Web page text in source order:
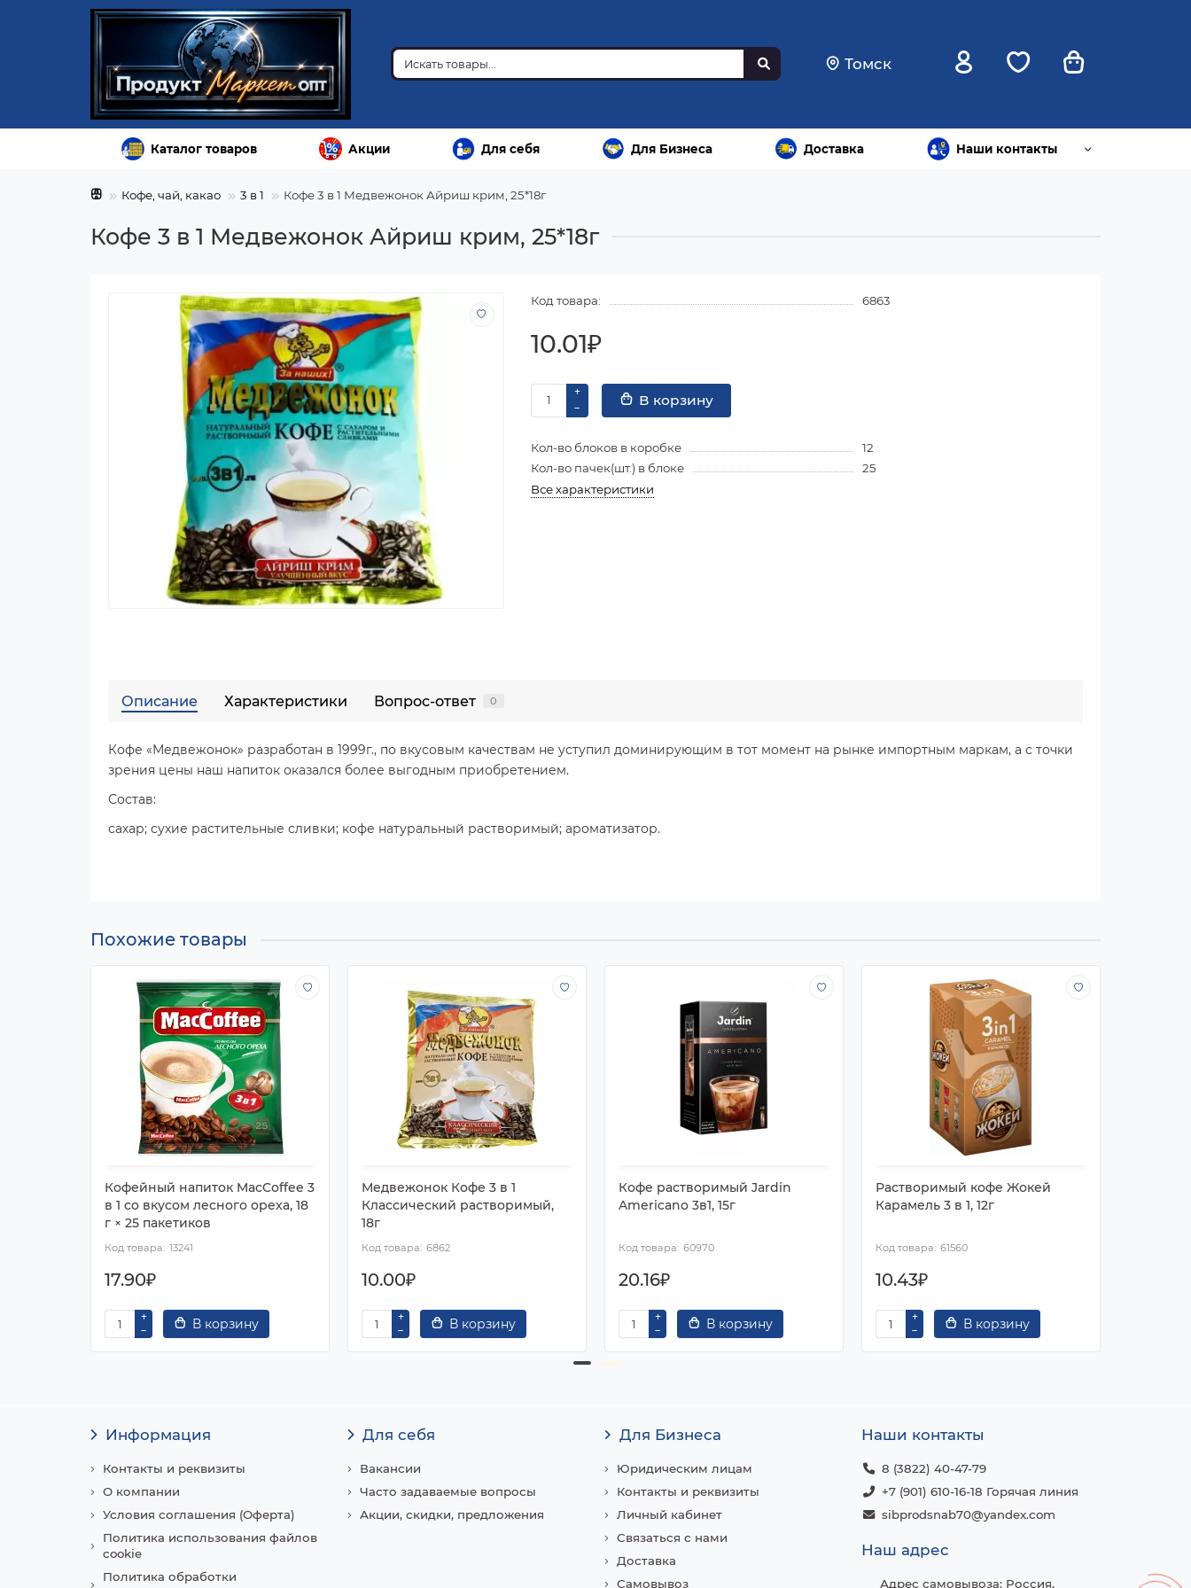
Томск
Каталог товаров Акции Для себя Для Бизнеса Доставка Наши контакты
Кофе, чай, какао 3 в 1 Кофе 3 в 1 Медвежонок Айриш крим, 25*18г
Кофе 3 в 1 Медвежонок Айриш крим, 25*18г
Код товара: 6863
10.01₽
В корзину
Кол-во блоков в коробке
12
Кол-во пачек(шт.) в блоке
25
Все характеристики
Описание Характеристики Вопрос-ответ 0
Кофе «Медвежонок» разработан в 1999г., по вкусовым качествам не уступил доминирующим в тот момент на рынке импортным маркам, а с точки
зрения цены наш напиток оказался более выгодным приобретением.
Состав:
сахар; сухие растительные сливки; кофе натуральный растворимый; ароматизатор.
Похожие товары
Кофейный напиток MacCoffee 3
в 1 со вкусом лесного ореха, 18
г × 25 пакетиков
13241
17.90₽
В корзину
Медвежонок Кофе 3 в 1
Классический растворимый,
18г
6862
10.00₽
В корзину
Кофе растворимый Jardin
Americano 3в1, 15г
60970
20.16₽
В корзину
Растворимый кофе Жокей
Карамель 3 в 1, 12г
61560
10.43₽
В корзину
Информация
Контакты и реквизиты
О компании
Условия соглашения (Оферта)
Политика использования файлов
cookie
Политика обработки
Для себя
Вакансии
Часто задаваемые вопросы
Акции, скидки, предложения
Для Бизнеса
Юридическим лицам
Контакты и реквизиты
Личный кабинет
Связаться с нами
Доставка
Самовывоз
Наши контакты
8 (3822) 40-47-79
+7 (901) 610-16-18 Горячая линия
sibprodsnab70@yandex.com
Наш адрес
Адрес самовывоза: Россия,